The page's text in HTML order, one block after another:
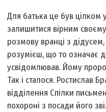
Для батька це був цілком
залишитися вірним
розмову вранці з
розумієш, що то означає
усвідомлював. Йому
Так і сталося. Ростислав
відділення Спілки
похороні з посади його